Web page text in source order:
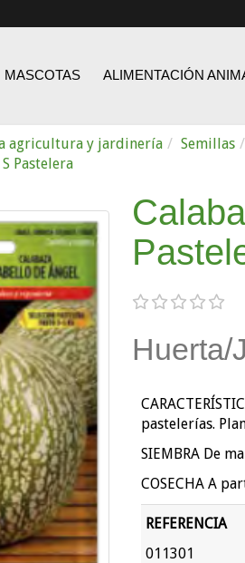
MASCOTAS ALIMENTACIÓN
agricultura y jardinería Semillas
Pastelera
Huerta/
pastelerías.
SIEMBRA De
COSECHA A
REFERENCIA
011301